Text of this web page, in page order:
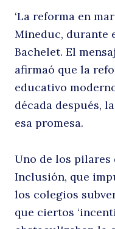
‘La reforma en
Mineduc, durante
Bachelet. El
afirmaó que la
educativo
década después,
esa promesa.
Uno de los pilares
Inclusión, que
los colegios
que ciertos